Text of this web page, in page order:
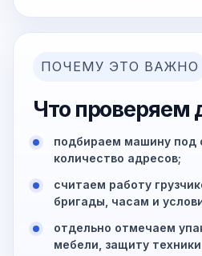
ПОЧЕМУ ЭТО ВАЖНО
Что проверяем
подбираем машину под
количество адресов;
считаем работу
бригады, часам и
отдельно отмечаем
мебели, защиту